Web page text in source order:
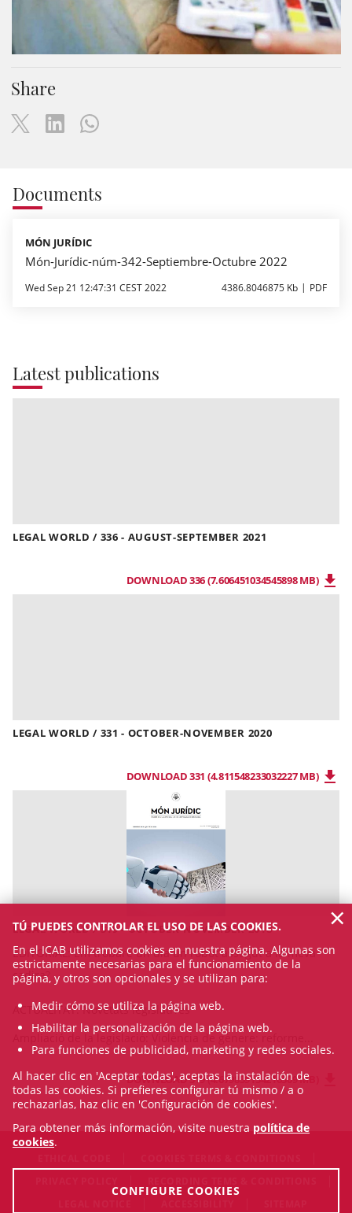
Share
Documents
MÓN JURÍDIC
Món-Jurídic-núm-342-Septiembre-Octubre 2022
Wed Sep 21 12:47:31 CEST 2022 4386.8046875 Kb PDF
Latest publications
LEGAL WORLD / 336 - AUGUST-SEPTEMBER 2021
DOWNLOAD 336 (7.606451034545898 MB)
LEGAL WORLD / 331 - OCTOBER-NOVEMBER 2020
DOWNLOAD 331 (4.811548233032227 MB)
LEGAL WORLD / 319 - OCTOBER-NOVEMBER 2018
EDITORIAL:Em trobaré un dia un robot assegut a la meva
cadira?
ACTUALITAT:Novetats legislatives
Ampliació de la legislació: Violència de gènere: reforme...
DOWNLOAD 319 (4.679839134216309 MB)
TÚ PUEDES CONTROLAR EL USO DE LAS COOKIES.
En el ICAB utilizamos cookies en nuestra página. Algunas son
estrictamente necesarias para el funcionamiento de la
página, y otros son opcionales y se utilizan para:
Medir cómo se utiliza la página web.
Habilitar la personalización de la página web.
Para funciones de publicidad, marketing y redes sociales.
Al hacer clic en 'Aceptar todas', aceptas la instalación de
todas las cookies. Si prefieres configurar tú mismo / a o
rechazarlas, haz clic en 'Configuración de cookies'.
Para obtener más información, visite nuestra política de
cookies.
CONFIGURE COOKIES
×